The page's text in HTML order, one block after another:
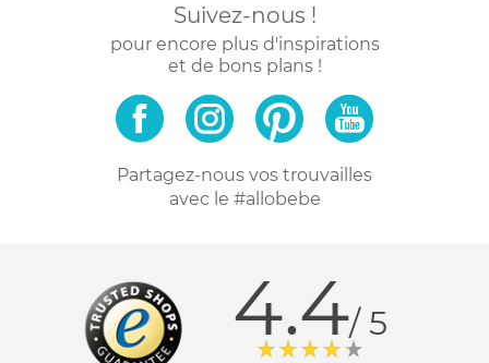
Suivez-nous !
pour encore plus d'inspirations
et de bons plans !
Partagez-nous vos trouvailles
avec le #allobebe
4.4/ 5